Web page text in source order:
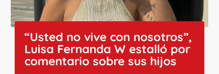
“Usted no vive con nosotros”,
Luisa Fernanda W estalló por
comentario sobre sus hijos